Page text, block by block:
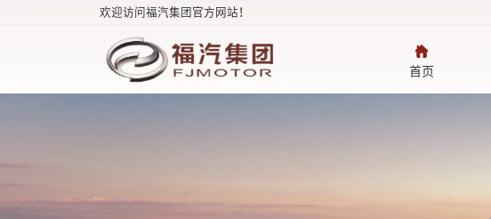
欢迎访问福汽集团官方网站！
首页